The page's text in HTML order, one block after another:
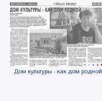
Дом культуры - как дом родной